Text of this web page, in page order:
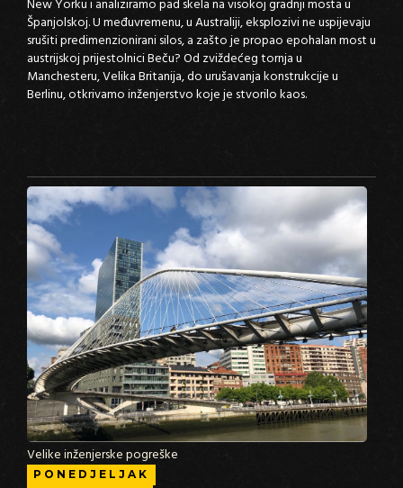
New Yorku i analiziramo pad skela na visokoj gradnji mosta u
Španjolskoj. U međuvremenu, u Australiji, eksplozivi ne uspijevaju
srušiti predimenzionirani silos, a zašto je propao epohalan most u
austrijskoj prijestolnici Beču? Od zviždećeg tornja u
Manchesteru, Velika Britanija, do urušavanja konstrukcije u
Berlinu, otkrivamo inženjerstvo koje je stvorilo kaos.
Velike inženjerske pogreške
PONEDJELJAK